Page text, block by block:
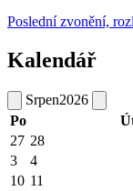
Poslední zvonění,
Kalendář
Srpen2026
Po
27 28
3
4
10 11